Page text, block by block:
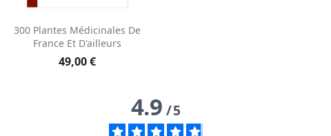
Aperçu rapide
300 Plantes Médicinales De
France Et D'ailleurs
49,00 €
4.9/5